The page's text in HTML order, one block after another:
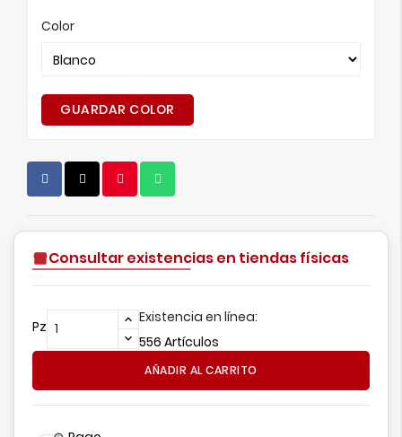
Color
GUARDAR COLOR
Consultar existencias en tiendas físicas
Pz
Existencia en línea:
556 Artículos
AÑADIR AL CARRITO